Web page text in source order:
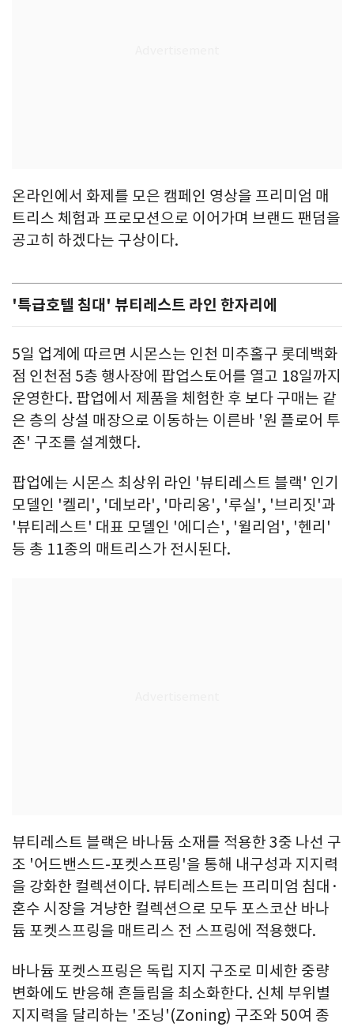
온라인에서 화제를 모은 캠페인 영상을 프리미엄 매
트리스 체험과 프로모션으로 이어가며 브랜드 팬덤을
공고히 하겠다는 구상이다.
'특급호텔 침대' 뷰티레스트 라인 한자리에
5일 업계에 따르면 시몬스는 인천 미추홀구 롯데백화
점 인천점 5층 행사장에 팝업스토어를 열고 18일까지
운영한다. 팝업에서 제품을 체험한 후 보다 구매는 같
은 층의 상설 매장으로 이동하는 이른바 '원 플로어 투
존' 구조를 설계했다.
팝업에는 시몬스 최상위 라인 '뷰티레스트 블랙' 인기
모델인 '켈리', '데보라', '마리옹', '루실', '브리짓'과
'뷰티레스트' 대표 모델인 '에디슨', '윌리엄', '헨리'
등 총 11종의 매트리스가 전시된다.
뷰티레스트 블랙은 바나듐 소재를 적용한 3중 나선 구
조 '어드밴스드-포켓스프링'을 통해 내구성과 지지력
을 강화한 컬렉션이다. 뷰티레스트는 프리미엄 침대·
혼수 시장을 겨냥한 컬렉션으로 모두 포스코산 바나
듐 포켓스프링을 매트리스 전 스프링에 적용했다.
바나듐 포켓스프링은 독립 지지 구조로 미세한 중량
변화에도 반응해 흔들림을 최소화한다. 신체 부위별
지지력을 달리하는 '조닝'(Zoning) 구조와 50여 종